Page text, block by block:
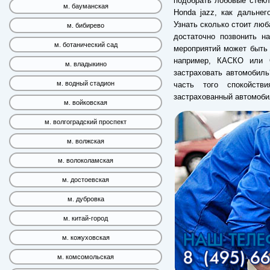
м. бауманская
м. бибирево
м. ботанический сад
м. владыкино
м. водный стадион
м. войковская
м. волгоградский проспект
м. волжская
м. волоколамская
м. достоевская
м. дубровка
м. китай-город
м. кожуховская
м. комсомольская
Honda jazz, как
Узнать сколько стоит
достаточно позвонить
мероприятий может
например, КАСКО или
застраховать
часть того
застрахованный